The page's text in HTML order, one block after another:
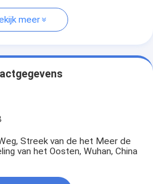
meer
Streek van de het Meer de
van het Oosten, Wuhan, China